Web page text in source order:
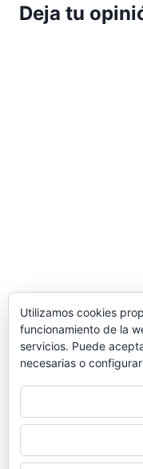
Deja tu
© 2026
Utilizamos cookies
funcionamiento de la
servicios. Puede
necesarias o